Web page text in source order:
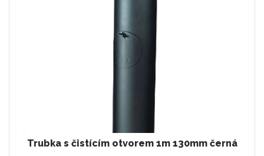
Trubka s čistícím otvorem 1m 130mm černá